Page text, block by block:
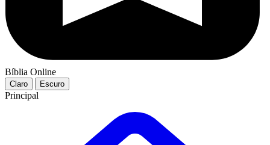
Bíblia Online
Claro Escuro
Principal